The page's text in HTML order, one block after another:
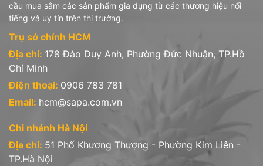
cầu mua sắm các sản phẩm gia dụng từ các thương hiệu nổi
tiếng và uy tín trên thị trường.
Trụ sở chính HCM
Địa chỉ: 178 Đào Duy Anh, Phường Đức Nhuận, TP.Hồ
Chí Minh
Điện thoại: 0906 783 781
Email: hcm@sapa.com.vn
Chi nhánh Hà Nội
Địa chỉ: 51 Phố Khương Thượng - Phường Kim Liên -
TP.Hà Nội